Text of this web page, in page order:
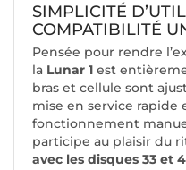
SIMPLICITÉ
COMPATIBILITÉ
Pensée pour rendre
la Lunar 1 est
bras et cellule sont
mise en service rapide
fonctionnement
participe au plaisir du
avec les disques 33 et